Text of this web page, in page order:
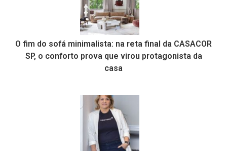
O fim do sofá minimalista: na reta final da CASACOR
SP, o conforto prova que virou protagonista da
casa